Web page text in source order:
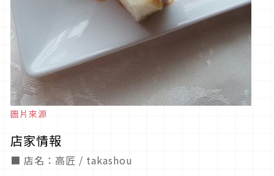
圖片來源
店家情報
■ 店名：高匠 / takashou